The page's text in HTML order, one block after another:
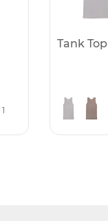
Tank Top